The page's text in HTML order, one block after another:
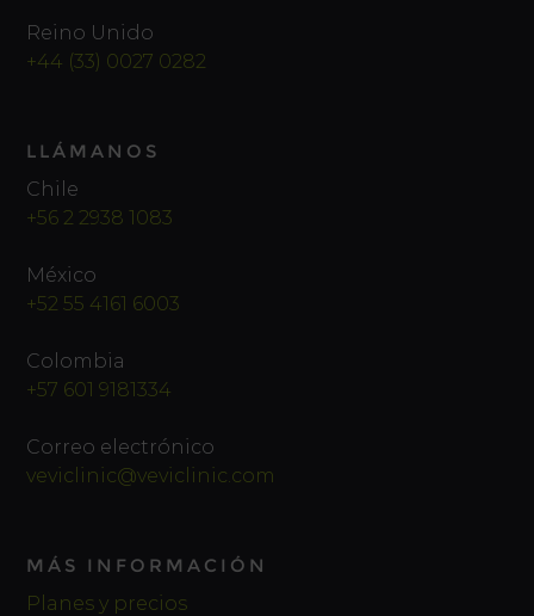
Reino Unido
+44 (33) 0027 0282
LLÁMANOS
Chile
+56 2 2938 1083
México
+52 55 4161 6003
Colombia
+57 601 9181334
Correo electrónico
veviclinic@veviclinic.com
MÁS INFORMACIÓN
Planes y precios